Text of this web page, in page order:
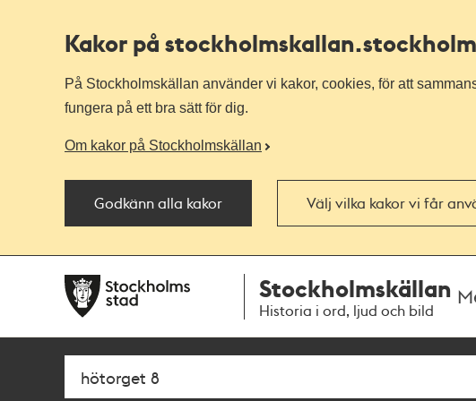
Kakor på stockholmskallan
På Stockholmskällan använder vi kakor, cookies, för att
fungera på ett bra sätt för dig.
Om kakor på Stockholmskällan
Godkänn alla kakor Välj vilka kakor vi får
navigationen
huvudinnehållet
Stockholmskällan
Historia i ord, ljud och bild
Sök